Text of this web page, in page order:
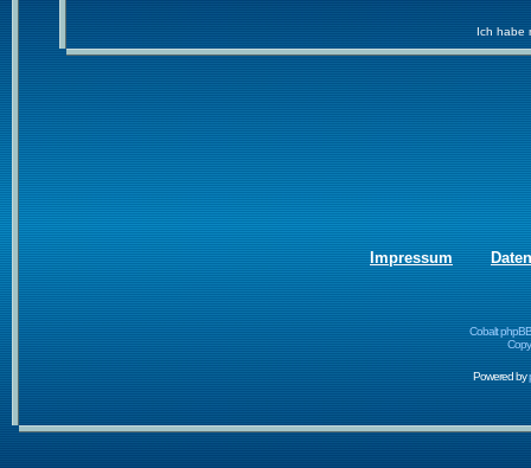
Ich habe
Impressum
Cobalt
Powered by